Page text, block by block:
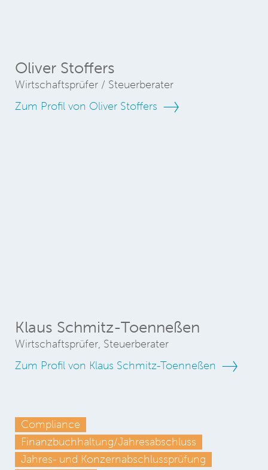
Oliver Stoffers
Wirtschaftsprüfer / Steuerberater
Zum Profil von Oliver Stoffers
Klaus Schmitz-Toenneßen
Wirtschaftsprüfer, Steuerberater
Zum Profil von Klaus Schmitz-Toenneßen
Compliance
Finanzbuchhaltung/Jahresabschluss
Jahres- und Konzernabschlussprüfung